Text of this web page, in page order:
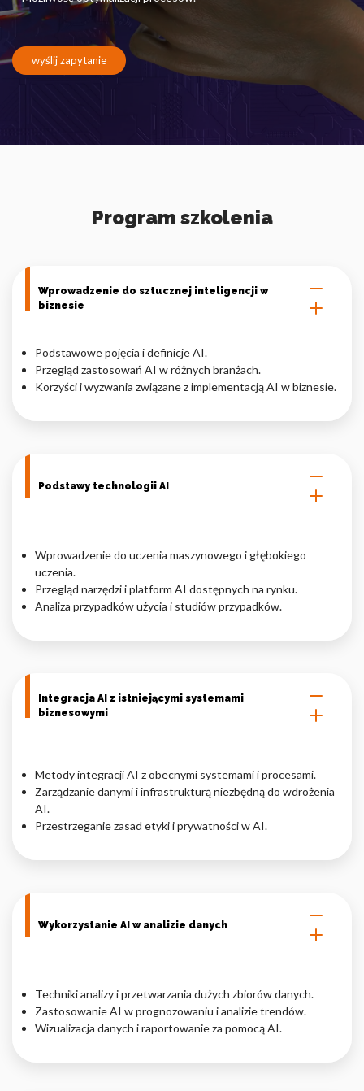
wyślij zapytanie
Program szkolenia
Wprowadzenie do sztucznej inteligencji w
biznesie
Podstawowe pojęcia i definicje AI.
Przegląd zastosowań AI w różnych branżach.
Korzyści i wyzwania związane z implementacją AI w biznesie.
Podstawy technologii AI
Wprowadzenie do uczenia maszynowego i głębokiego
uczenia.
Przegląd narzędzi i platform AI dostępnych na rynku.
Analiza przypadków użycia i studiów przypadków.
Integracja AI z istniejącymi systemami
biznesowymi
Metody integracji AI z obecnymi systemami i procesami.
Zarządzanie danymi i infrastrukturą niezbędną do wdrożenia
AI.
Przestrzeganie zasad etyki i prywatności w AI.
Wykorzystanie AI w analizie danych
Techniki analizy i przetwarzania dużych zbiorów danych.
Zastosowanie AI w prognozowaniu i analizie trendów.
Wizualizacja danych i raportowanie za pomocą AI.
zapamiętanie informacji, które zmieniają wygląd lub
funkcjonowanie strony, np. preferowany język lub region, w
którym znajduje się użytkownik.
Marketing
użytkowników na stronach internetowych. Celem jest
poszczególnych użytkowników i tym samym bardziej cenne dla
wydawców i reklamodawców strony trzeciej.
Nieklasyfikowane
Nieklasyfikowane pliki cookie, to pliki, które są w procesie
Zapisz moje preferencje